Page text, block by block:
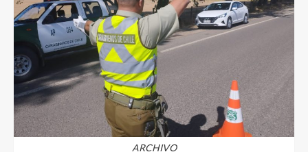
ARCHIVO